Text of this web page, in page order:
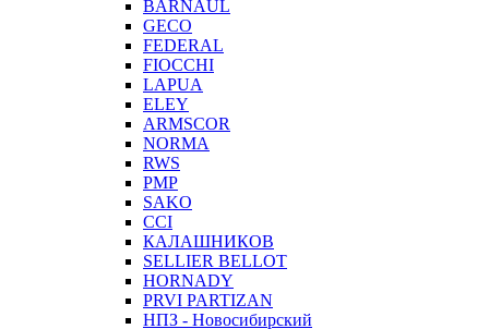
BARNAUL
GEСO
FEDERAL
FIOCCHI
LAPUA
ELEY
ARMSCOR
NORMA
RWS
PMP
SAKO
CCI
КАЛАШНИКОВ
SELLIER BELLOT
HORNADY
PRVI PARTIZAN
НПЗ - Новосибирский